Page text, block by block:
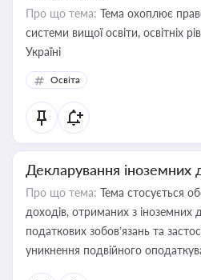
Про що тема: Тема охоплює
системи вищої освіти, освітніх
Україні
Освіта
Декларування іноземних
Про що тема: Тема стосується
доходів, отриманих з іноземних
податкових зобов’язань та
уникнення подвійного